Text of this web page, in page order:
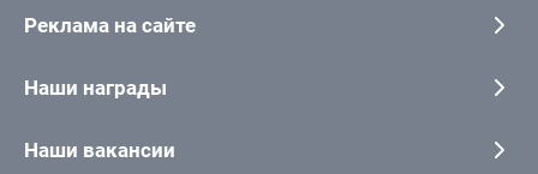
Реклама на сайте
Наши награды
Наши вакансии